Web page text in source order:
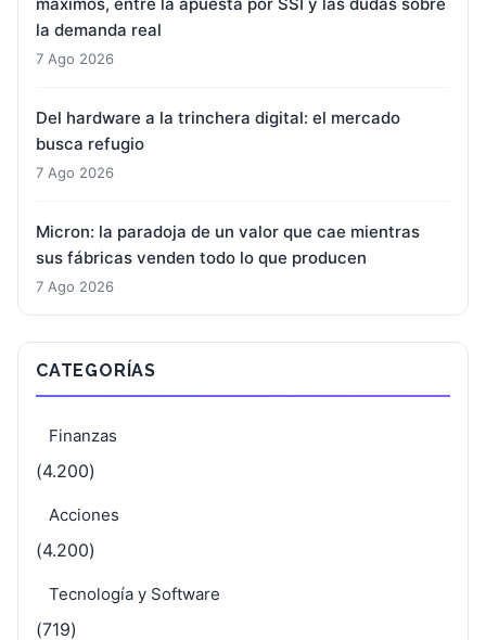
la demanda real
7 Ago 2026
Del hardware a la trinchera digital: el mercado
busca refugio
7 Ago 2026
Micron: la paradoja de un valor que cae mientras
sus fábricas venden todo lo que producen
7 Ago 2026
CATEGORÍAS
Finanzas
(4.200)
Acciones
(4.200)
Tecnología y Software
(719)